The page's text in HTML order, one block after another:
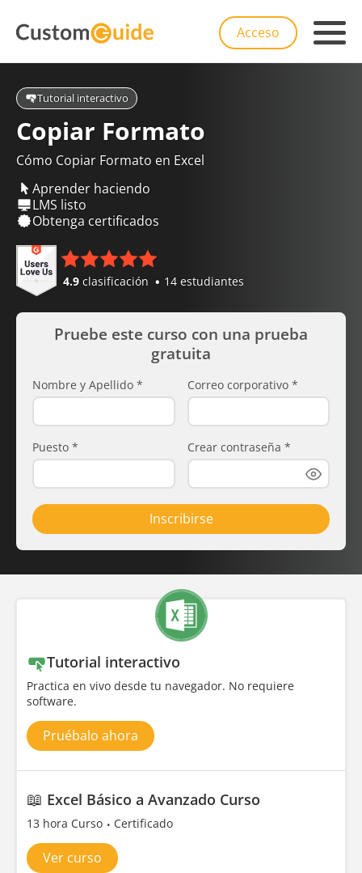
Acceso
Tutorial interactivo
Copiar Formato
Cómo Copiar Formato en Excel
Aprender haciendo
LMS listo
Obtenga certificados
4.9 clasificación 14 estudiantes
Pruebe este curso con una prueba
gratuita
Nombre y Apellido * Correo corporativo *
Puesto * Crear contraseña *
Inscribirse
Tutorial interactivo
Practica en vivo desde tu navegador. No requiere
software.
Pruébalo ahora
📖 Excel Básico a Avanzado Curso
13 hora Curso Certificado
Ver curso